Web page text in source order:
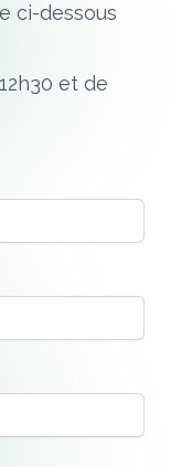
ci-dessous
et de